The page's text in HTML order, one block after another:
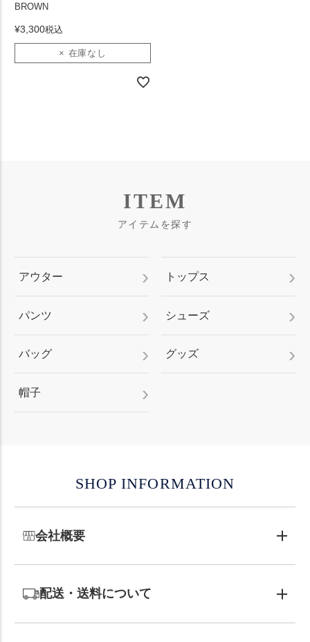
BROWN
¥3,300税込
× 在庫なし
ITEM
アイテムを探す
アウター トップス
パンツ シューズ
バッグ グッズ
帽子
SHOP INFORMATION
会社概要
配送・送料について